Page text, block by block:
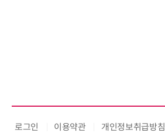
로그인 이용약관 개인정보취급방침